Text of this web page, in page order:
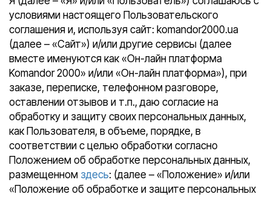
условиями настоящего Пользовательского
соглашения и, используя сайт: komandor2000.ua
(далее – «Сайт») и/или другие сервисы (далее
вместе именуются как «Он-лайн платформа
Komandor 2000» и/или «Он-лайн платформа»), при
заказе, переписке, телефонном разговоре,
оставлении отзывов и т.п., даю согласие на
обработку и защиту своих персональных данных,
как Пользователя, в объеме, порядке, в
соответствии с целью обработки согласно
Положением об обработке персональных данных,
размещенном здесь: (далее – «Положение» и/или
«Положение об обработке и защите персональных